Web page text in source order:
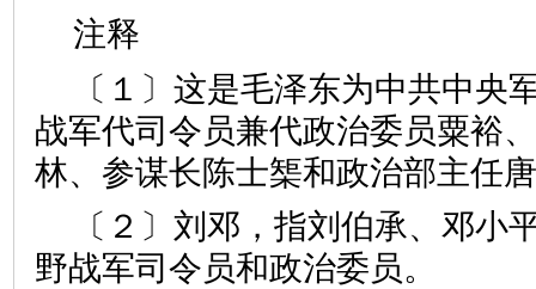
注释
〔１〕这是毛泽东为中共中央
战军代司令员兼代政治委员粟裕
林、参谋长陈士榘和政治部主任
〔２〕刘邓，指刘伯承、邓小
野战军司令员和政治委员。